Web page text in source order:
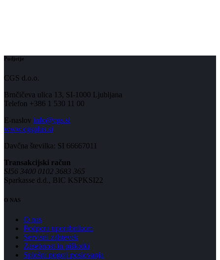
Podjetje
CGS d.o.o.
Brnčičeva ulica 13, SI-1000 Ljubljana
Telefon +386 1 530 11 00
E-naslov info@cgs.si
www.cgsplus.si
Davčna številka: SI 66667011
Transakcijski račun
SI56 3400 0102 3683 365
Sparkasse d.d., BIC KSPKSI22
O NAS
O nas
Podpora uporabnikom
Servisni zahtevek
Zasebnost in piškotki
Splošni pogoji poslovanja